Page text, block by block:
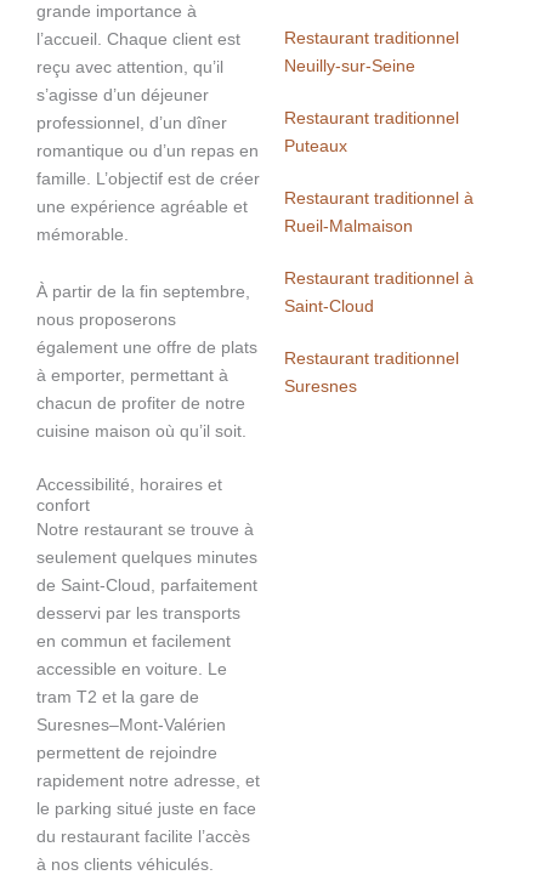
grande importance à
l’accueil. Chaque client est
reçu avec attention, qu’il
s’agisse d’un déjeuner
professionnel, d’un dîner
romantique ou d’un repas en
famille. L’objectif est de créer
une expérience agréable et
mémorable.
À partir de la fin septembre,
nous proposerons
également une offre de plats
à emporter, permettant à
chacun de profiter de notre
cuisine maison où qu’il soit.
Accessibilité, horaires et
confort
Notre restaurant se trouve à
seulement quelques minutes
de Saint-Cloud, parfaitement
desservi par les transports
en commun et facilement
accessible en voiture. Le
tram T2 et la gare de
Suresnes–Mont-Valérien
permettent de rejoindre
rapidement notre adresse, et
le parking situé juste en face
du restaurant facilite l’accès
à nos clients véhiculés.
Restaurant traditionnel
Neuilly-sur-Seine
Restaurant traditionnel
Puteaux
Restaurant traditionnel à
Rueil-Malmaison
Restaurant traditionnel à
Saint-Cloud
Restaurant traditionnel
Suresnes